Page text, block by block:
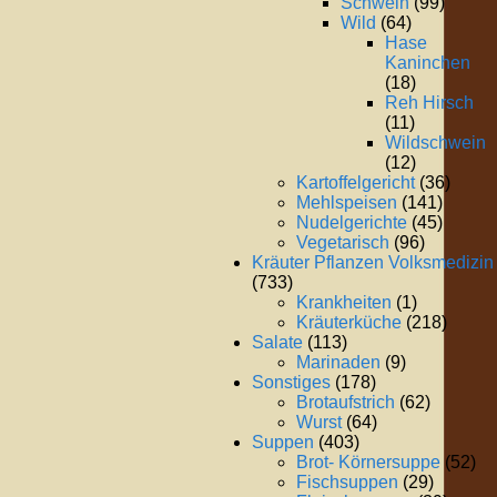
Wild (64)
Hase
Kaninchen
(18)
Reh Hirsch
(11)
Wildschwein
(12)
Kartoffelgericht(36)
Mehlspeisen (141)
Nudelgerichte (45)
Vegetarisch (96)
Kräuter Pflanzen Volksmedizin
(733)
Krankheiten (1)
Kräuterküche (218)
Salate (113)
Marinaden (9)
Sonstiges (178)
Brotaufstrich (62)
Wurst(64)
Suppen (403)
Brot- Körnersuppe (52)
Fischsuppen (29)